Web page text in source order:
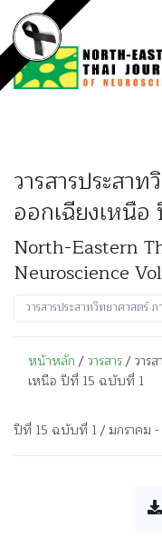
วารสารประสา
ออกเฉียงเหนื
North-Eastern
Neuroscience
วารสารประสาทวิทยาศาสตร์
หน้าหลัก/วารสาร/ วาร
เหนือ ปีที่ 15 ฉบับที่ 1
ปีที่ 15 ฉบับที่ 1 / มกราคม